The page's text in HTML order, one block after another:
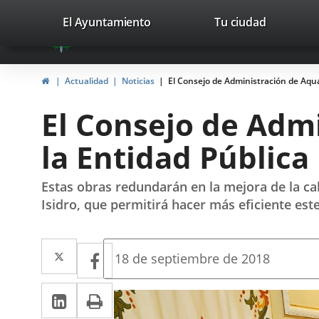
Portal
Web
del
Valladolid
avaTop
valladolid.es
El Ayuntamiento Tu ciudad
HomeActualidad Noticias El Consejo de Administración de
El Consejo de
la Entidad
Estas obras redundarán en la mejora de la
Isidro, que permitirá hacer más eficiente
Twitter
Enlace
a
una
Facebook
Enlace
a
una
Linkedin
EnlacePrint
Fecha
la
noticia
18 de septiembre de 2018